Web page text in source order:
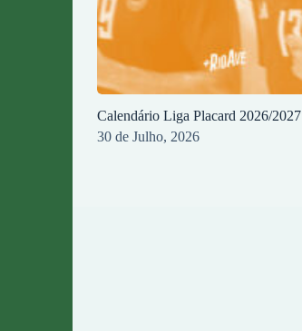
Calendário Liga Placard 2026/2027
30 de Julho, 2026